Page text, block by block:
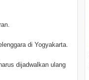
di Yogyakarta.
dijadwalkan ulang